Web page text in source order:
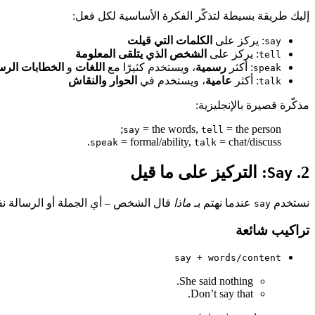
إليك طريقة بسيطة لتذكّر الفكرة الأساسية لكل فعل:
say: يركز على الكلمات التي قيلت
tell: يركز على الشخص الذي يتلقى المعلومة
speak: أكثر رسمية، ويستخدم كثيرًا مع اللغات و الخطابات
talk: أكثر عامية، ويستخدم في الحوار والنقاش
مذكّرة قصيرة بالإنجليزية:
say = the words, tell = the person;
speak = formal/ability, talk = chat/discuss.
2.
Say: التركيز على ما قيل
نستخدم say عندما نهتم بـ ماذا قال الشخص – أي الجملة أو الرسالة
تراكيب شائعة
say + words/content
She said nothing.
Don’t say that.